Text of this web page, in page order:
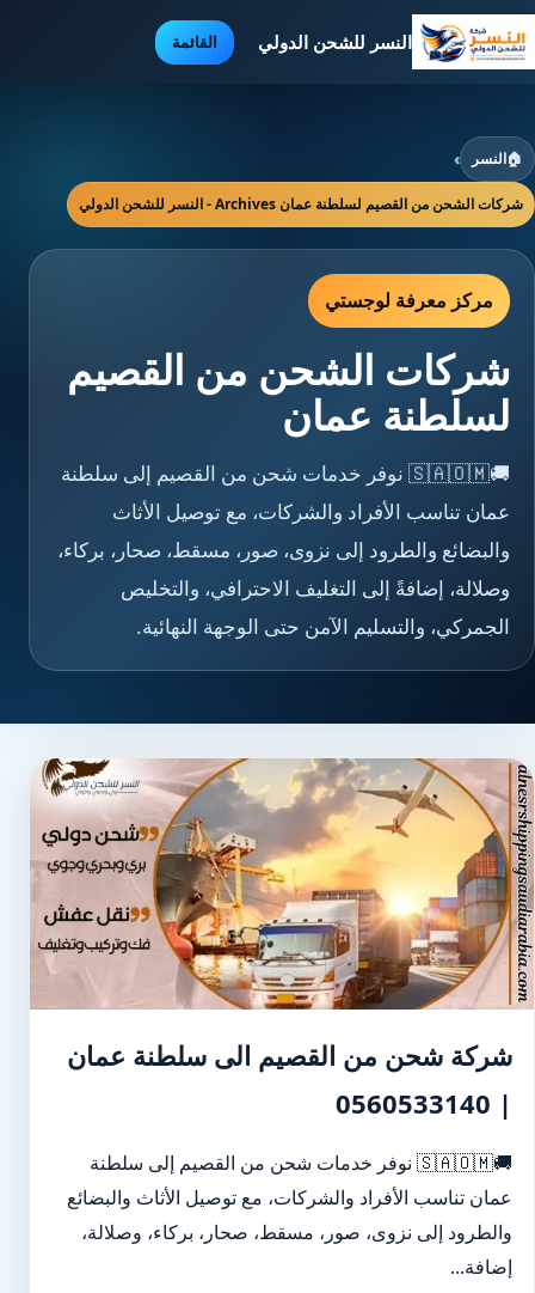
النسر للشحن الدولي القائمة
🏠النسر ›
شركات الشحن من القصيم لسلطنة عمان Archives - النسر للشحن الدولي
مركز معرفة لوجستي
شركات الشحن من القصيم
لسلطنة عمان
🚚🇸🇦🇴🇲 نوفر خدمات شحن من القصيم إلى سلطنة
عمان تناسب الأفراد والشركات، مع توصيل الأثاث
والبضائع والطرود إلى نزوى، صور، مسقط، صحار، بركاء،
وصلالة، إضافةً إلى التغليف الاحترافي، والتخليص
الجمركي، والتسليم الآمن حتى الوجهة النهائية.
شركة شحن من القصيم الى سلطنة عمان
| 0560533140
🚚🇸🇦🇴🇲 نوفر خدمات شحن من القصيم إلى سلطنة
عمان تناسب الأفراد والشركات، مع توصيل الأثاث والبضائع
والطرود إلى نزوى، صور، مسقط، صحار، بركاء، وصلالة،
إضافة...